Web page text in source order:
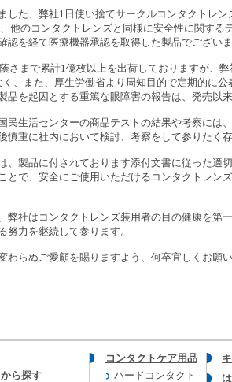
た、弊社1日使い捨てサークルコンタクトレン
他のコンタクトレンズと同様に安全性に関す
認を経て医療機器承認を取得した製品でございま
さまで累計1億枚以上を出荷しておりますが、
、また、厚生労働省より周知目的で定期的に
品を起因とする重篤な眼障害の報告は、発売以
生活センターの商品テストの結果や考察には
慎重に社内において検討、考察をして参りたく存
製品に付されております添付文書に従った適
とで、安全にご使用いただけるコンタクトレン
社はコンタクトレンズ装用者の目の健康を第
努力を継続して参ります。
らぬご愛顧を賜りますよう、何卒宜しくお願い
ら探す
コンタクトケア用品
ハードコンタクト